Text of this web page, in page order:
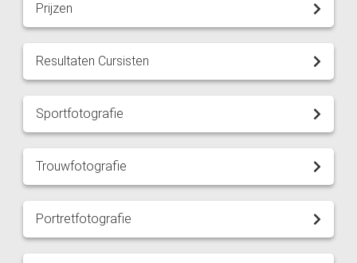
Prijzen
Resultaten Cursisten
Sportfotografie
Trouwfotografie
Portretfotografie